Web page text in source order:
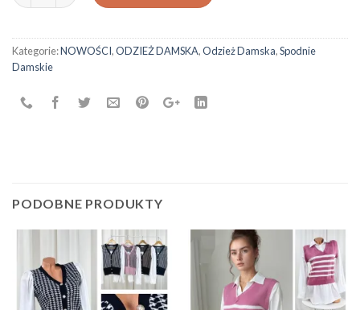
Kategorie:NOWOŚCI,ODZIEŻ DAMSKA,Odzież Damska,Spodnie
Damskie
PODOBNE PRODUKTY